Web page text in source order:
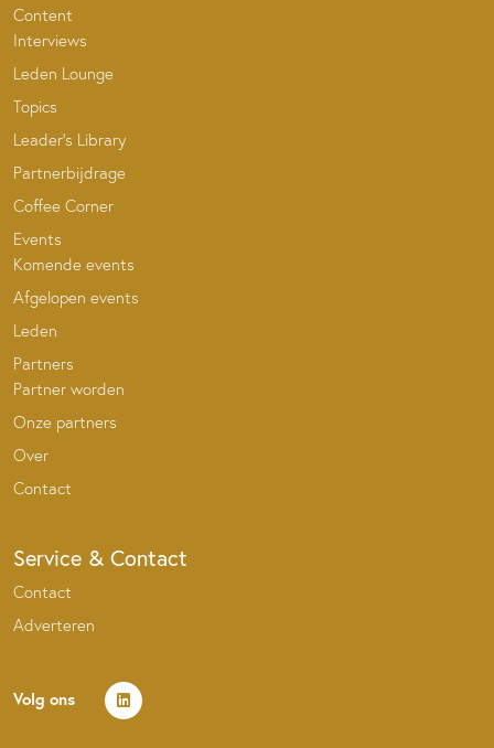
Content
Interviews
Leden Lounge
Topics
Leader’s Library
Partnerbijdrage
Coffee Corner
Events
Komende events
Afgelopen events
Leden
Partners
Partner worden
Onze partners
Over
Contact
Service & Contact
Contact
Adverteren
Volg ons